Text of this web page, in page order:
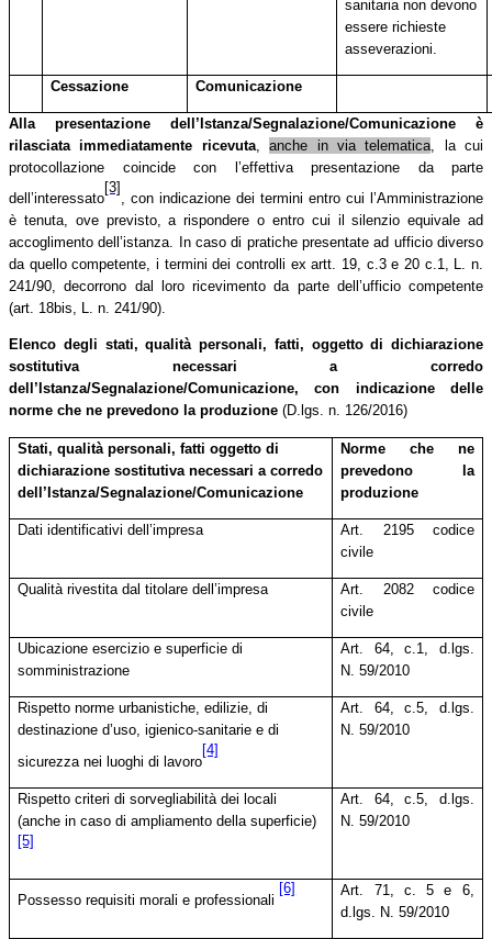
sanitaria non devono
essere richieste
asseverazioni.
Cessazione Comunicazione
Alla presentazione dell’Istanza/Segnalazione/Comunicazione
è
rilasciata immediatamente ricevuta,anche in via telematica, la cui
protocollazione coincide con l’effettiva presentazione da parte
dell’interessato
[3]
, con indicazione dei termini entro cui l’Amministrazione
è tenuta, ove previsto, a rispondere o entro cui il silenzio equivale ad
accoglimento dell’istanza. In caso di pratiche presentate ad ufficio diverso
da quello competente, i termini dei controlli ex artt. 19, c.3 e 20 c.1, L. n.
241/90, decorrono dal loro ricevimento da parte dell’ufficio competente
(art. 18bis, L. n. 241/90).
Elenco degli stati, qualità personali, fatti, oggetto di dichiarazione
sostitutiva necessari a corredo
dell’Istanza/Segnalazione/Comunicazione, con indicazione delle
norme che ne prevedono la produzione (D.lgs. n. 126/2016)
Stati, qualità personali, fatti oggetto di
dichiarazione sostitutiva necessari a corredo
dell’Istanza/Segnalazione/Comunicazione
Norme che ne
prevedono la
produzione
Dati identificativi dell’impresa
Art. 2195 codice
civile
Qualità rivestita dal titolare dell’impresa
Art. 2082 codice
civile
Ubicazione esercizio e superficie di
somministrazione
Art. 64, c.1, d.lgs.
N. 59/2010
Rispetto norme urbanistiche, edilizie, di
destinazione d’uso, igienico-sanitarie e di
sicurezza nei luoghi di lavoro
[4]
Art. 64, c.5, d.lgs.
N. 59/2010
Rispetto criteri di sorvegliabilità dei locali
(anche in caso di ampliamento della superficie)
[5]
Art. 64, c.5, d.lgs.
N. 59/2010
Possesso requisiti morali e professionali
[6]
Art. 71, c. 5 e 6,
d.lgs. N. 59/2010